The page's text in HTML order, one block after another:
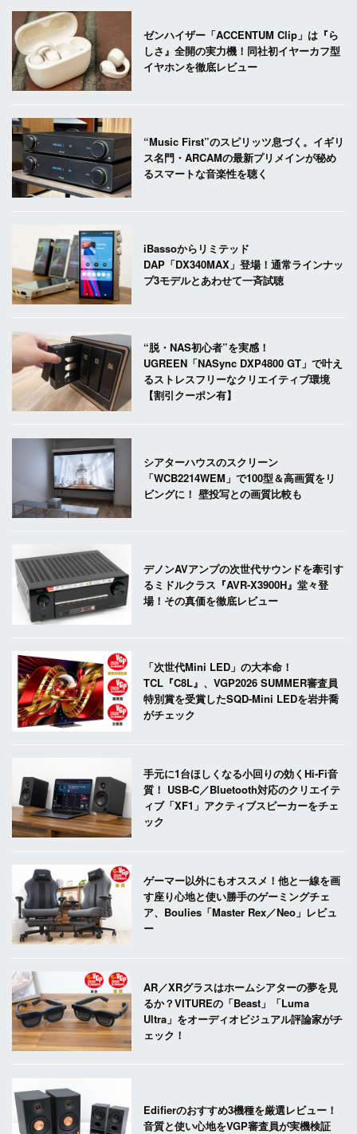
ゼンハイザー「ACCENTUM Clip」は『ら
しさ』全開の実力機！同社初イヤーカフ型
イヤホンを徹底レビュー
“Music First”のスピリッツ息づく。イギリ
ス名門・ARCAMの最新プリメインが秘め
るスマートな音楽性を聴く
iBassoからリミテッド
DAP「DX340MAX」登場！通常ラインナッ
プ3モデルとあわせて一斉試聴
“脱・NAS初心者”を実感！
UGREEN「NASync DXP4800 GT」で叶え
るストレスフリーなクリエイティブ環境
【割引クーポン有】
シアターハウスのスクリーン
「WCB2214WEM」で100型＆高画質をリ
ビングに！ 壁投写との画質比較も
デノンAVアンプの次世代サウンドを牽引す
るミドルクラス『AVR-X3900H』堂々登
場！その真価を徹底レビュー
「次世代Mini LED」の大本命！
TCL『C8L』、VGP2026 SUMMER審査員
特別賞を受賞したSQD-Mini LEDを岩井喬
がチェック
手元に1台ほしくなる小回りの効くHi-Fi音
質！ USB-C／Bluetooth対応のクリエイテ
ィブ「XF1」アクティブスピーカーをチェ
ック
ゲーマー以外にもオススメ！他と一線を画
す座り心地と使い勝手のゲーミングチェ
ア、Boulies「Master Rex／Neo」レビュ
ー
AR／XRグラスはホームシアターの夢を見
るか？VITUREの「Beast」「Luma
Ultra」をオーディオビジュアル評論家がチ
ェック！
Edifierのおすすめ3機種を厳選レビュー！
音質と使い心地をVGP審査員が実機検証